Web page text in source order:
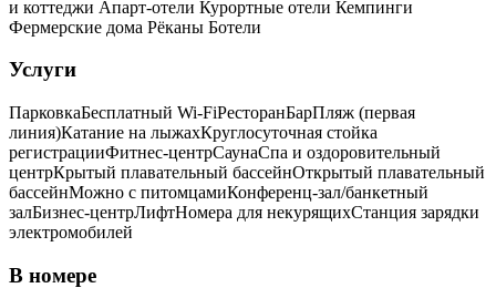
и коттеджи Апарт-отели Курортные отели Кемпинги
Фермерские дома Рёканы Ботели
Услуги
ПарковкаБесплатный Wi-FiРесторанБарПляж (первая
линия)Катание на лыжахКруглосуточная стойка
регистрацииФитнес-центрСаунаСпа и оздоровительный
центрКрытый плавательный бассейнОткрытый плавательный
бассейнМожно с питомцамиКонференц-зал/банкетный
залБизнес-центрЛифтНомера для некурящихCтанция зарядки
электромобилей
В номере